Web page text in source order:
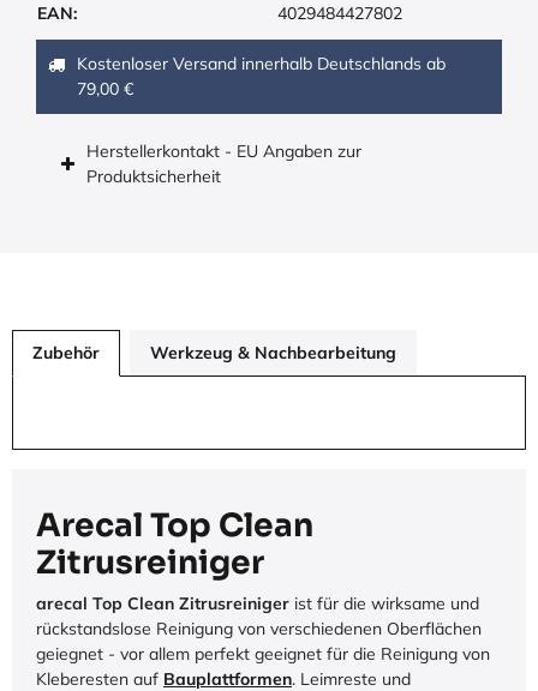
EAN:
4029484427802
Kostenloser Versand innerhalb Deutschlands ab
79,00 €
Herstellerkontakt - EU Angaben zur
Produktsicherheit
Zubehör Werkzeug & Nachbearbeitung
Arecal Top Clean
Zitrusreiniger
arecal Top Clean Zitrusreiniger ist für die wirksame und
rückstandslose Reinigung von verschiedenen Oberflächen
geiegnet - vor allem perfekt geeignet für die Reinigung von
Kleberesten auf Bauplattformen. Leimreste und